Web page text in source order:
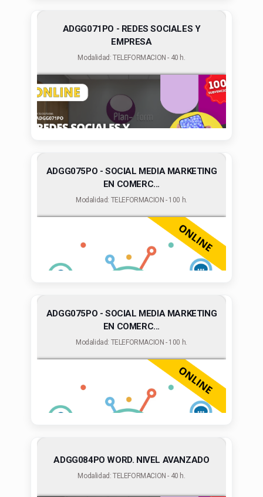
ADGG071PO - REDES SOCIALES Y
EMPRESA
Modalidad: TELEFORMACION - 40 h.
ADGG075PO - SOCIAL MEDIA MARKETING
EN COMERC...
Modalidad: TELEFORMACION - 100 h.
ADGG075PO - SOCIAL MEDIA MARKETING
EN COMERC...
Modalidad: TELEFORMACION - 100 h.
ADGG084PO WORD. NIVEL AVANZADO
Modalidad: TELEFORMACION - 40 h.